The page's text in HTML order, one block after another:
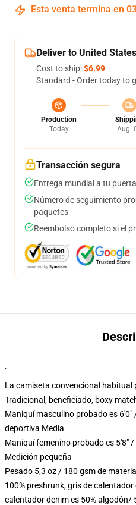
Esta venta termina en
Deliver to United States
Cost to ship:$6.99
Standard - Order today to
Production
Today
Aug.
Transacción segura
Entrega mundial a tu puerta
Número de seguimiento
paquetes
Reembolso completo si el
"
La camiseta convencional habitual
Tradicional, beneficiado, boxy
Maniquí masculino probado es
deportiva Media
Maniquí femenino probado es 5'8"
Medición pequeña
Pesado 5,3 oz / 180 gsm de
100% preshrunk, gris de
calentador denim es 50% algodón/